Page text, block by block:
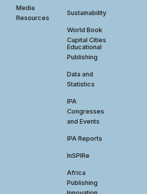
Media
Resources
Sustainability
World Book
Capital Cities
Educational
Publishing
Data and
Statistics
IPA
Congresses
and Events
IPA Reports
InSPIRe
Africa
Publishing